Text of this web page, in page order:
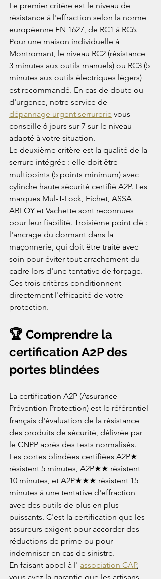
Le premier critère est le niveau de
résistance à l'effraction selon la norme
européenne EN 1627, de RC1 à RC6.
Pour une maison individuelle à
Montromant, le niveau RC2 (résistance
3 minutes aux outils manuels) ou RC3 (5
minutes aux outils électriques légers)
est recommandé. En cas de doute ou
d'urgence, notre service de
dépannage urgent serrurerie vous
conseille 6 jours sur 7 sur le niveau
adapté à votre situation.
Le deuxième critère est la qualité de la
serrure intégrée : elle doit être
multipoints (5 points minimum) avec
cylindre haute sécurité certifié A2P. Les
marques Mul-T-Lock, Fichet, ASSA
ABLOY et Vachette sont reconnues
pour leur fiabilité. Troisième point clé :
l'ancrage du dormant dans la
maçonnerie, qui doit être traité avec
soin pour éviter tout arrachement du
cadre lors d'une tentative de forçage.
Ces trois critères conditionnent
directement l'efficacité de votre
protection.
🏆 Comprendre la
certification A2P des
portes blindées
La certification A2P (Assurance
Prévention Protection) est le référentiel
français d'évaluation de la résistance
des produits de sécurité, délivrée par
le CNPP après des tests normalisés.
Les portes blindées certifiées A2P★
résistent 5 minutes, A2P★★ résistent
10 minutes, et A2P★★★ résistent 15
minutes à une tentative d'effraction
avec des outils de plus en plus
puissants. C'est la certification que les
assureurs exigent pour accorder des
réductions de prime ou pour
indemniser en cas de sinistre.
En faisant appel à l' association CAP,